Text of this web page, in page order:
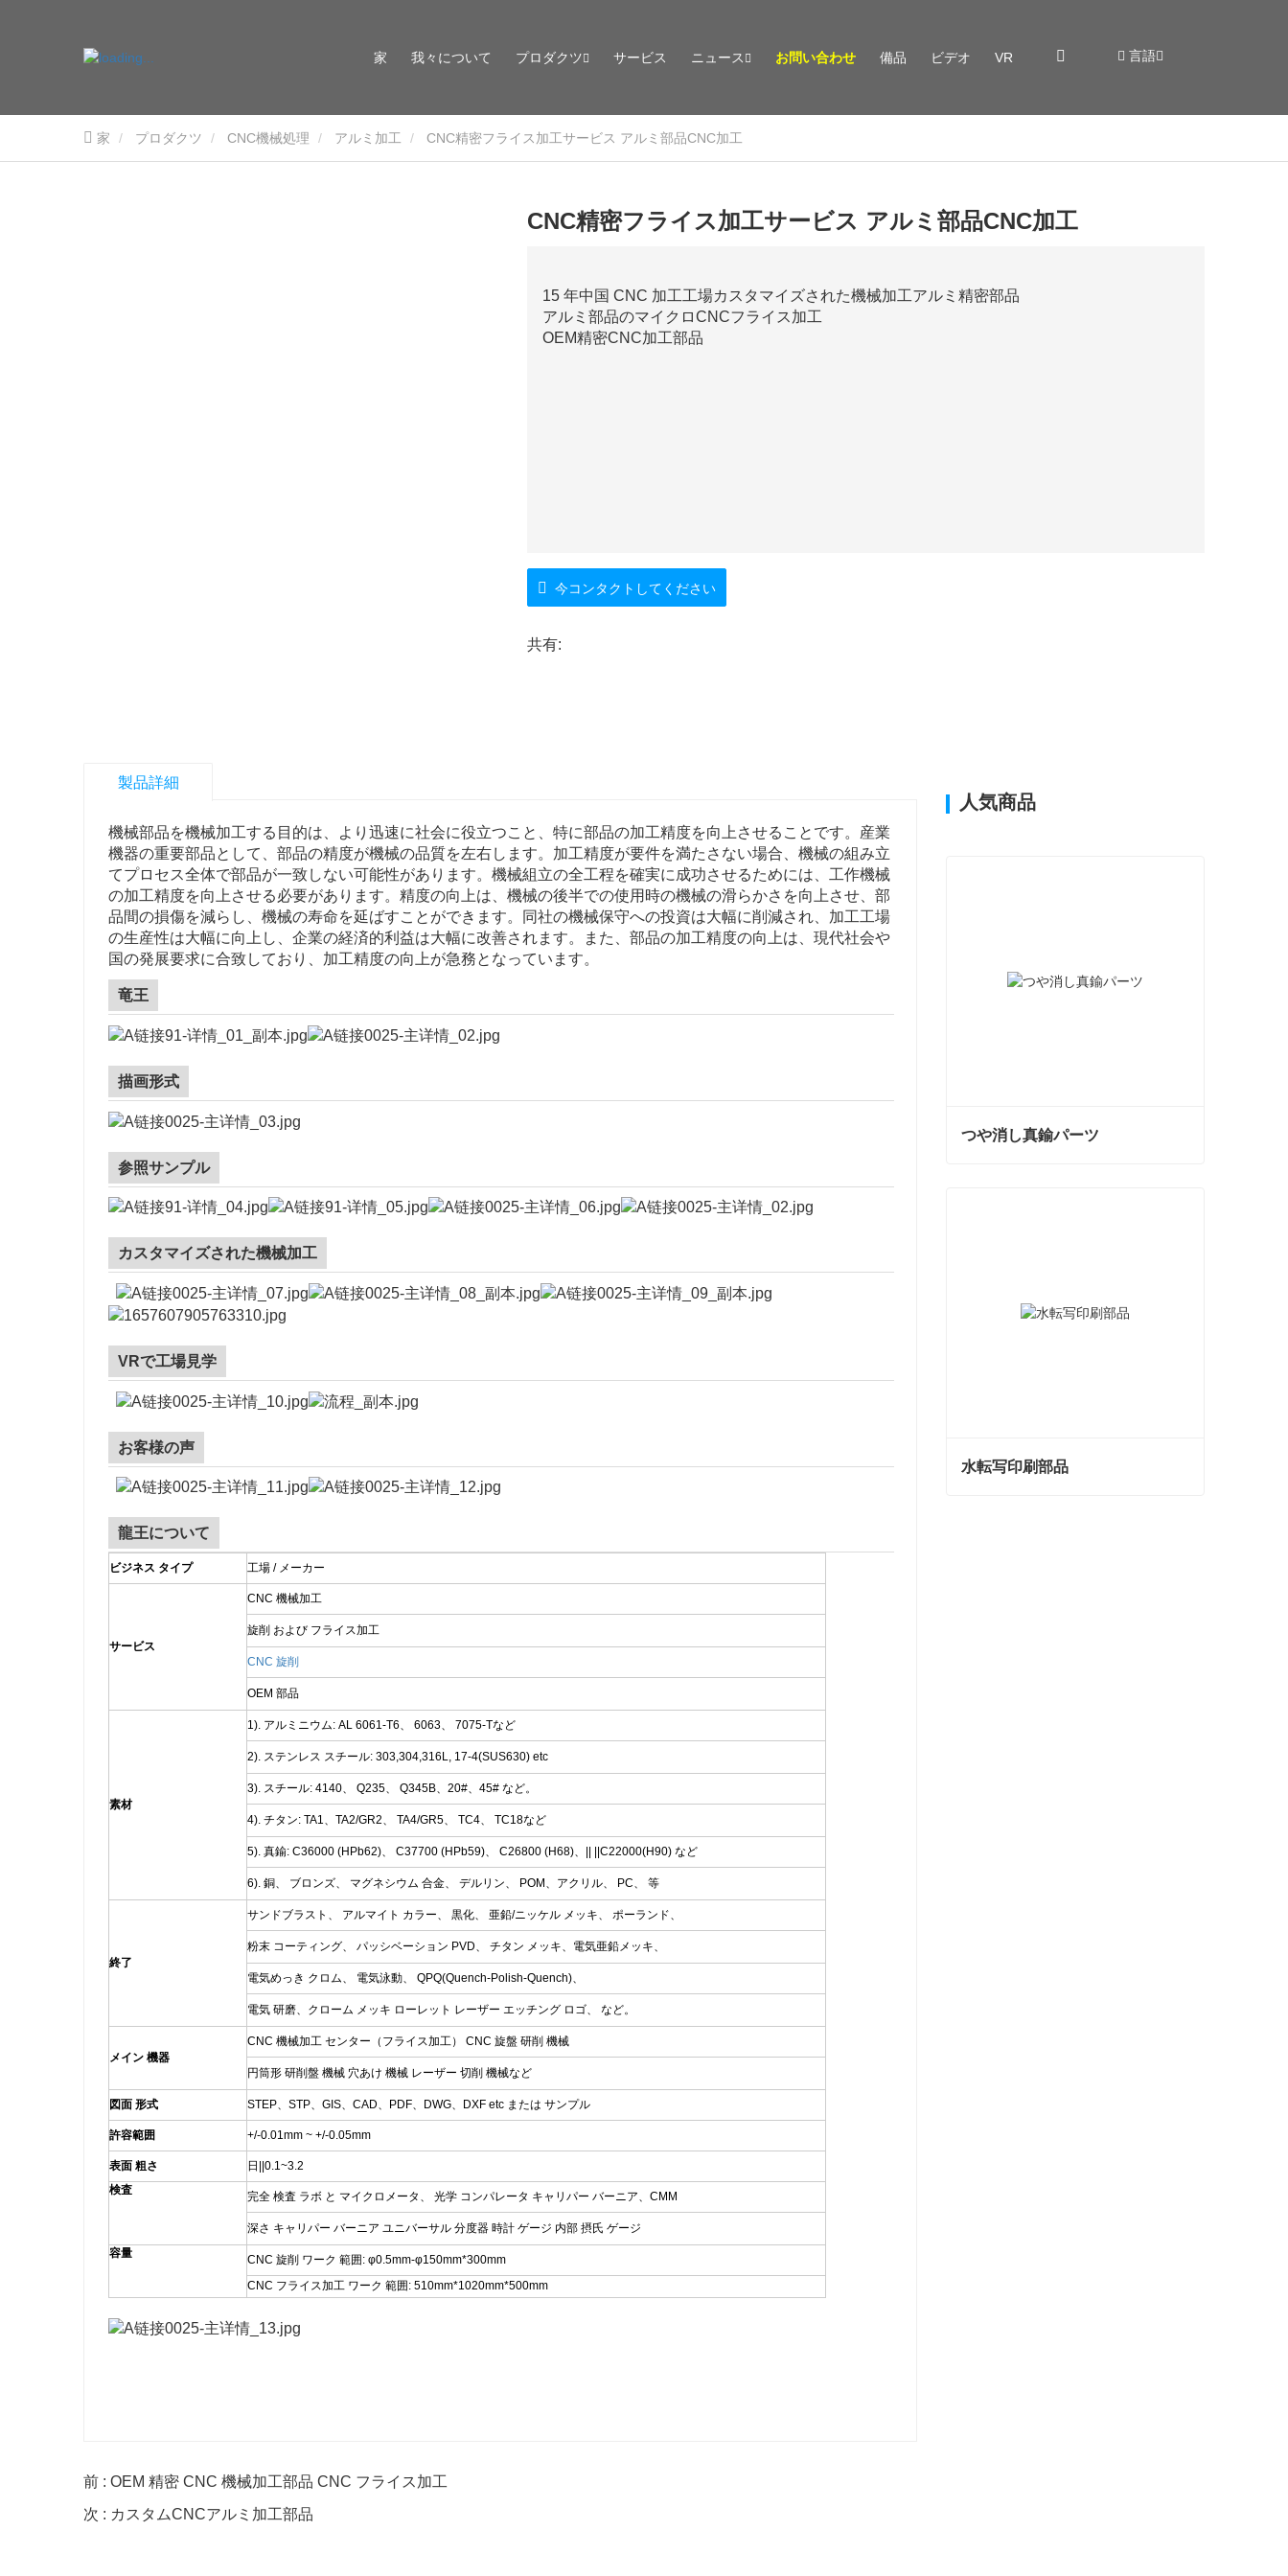
家 我々について プロダクツ サービス ニュース お問い合わせ 備品 ビデオ VR 言語
家 プロダクツ CNC機械処理 アルミ加工 CNC精密フライス加工サービス アルミ部品CNC加工
CNC精密フライス加工サービス アルミ部品CNC加工
15 年中国 CNC 加工工場カスタマイズされた機械加工アルミ精密部品
アルミ部品のマイクロCNCフライス加工
OEM精密CNC加工部品
今コンタクトしてください
共有:
製品詳細
機械部品を機械加工する目的は、より迅速に社会に役立つこと、特に部品の加工精度を向上させることです。産業
機器の重要部品として、部品の精度が機械の品質を左右します。加工精度が要件を満たさない場合、機械の組み立
てプロセス全体で部品が一致しない可能性があります。機械組立の全工程を確実に成功させるためには、工作機械
の加工精度を向上させる必要があります。精度の向上は、機械の後半での使用時の機械の滑らかさを向上させ、部
品間の損傷を減らし、機械の寿命を延ばすことができます。同社の機械保守への投資は大幅に削減され、加工工場
の生産性は大幅に向上し、企業の経済的利益は大幅に改善されます。また、部品の加工精度の向上は、現代社会や
国の発展要求に合致しており、加工精度の向上が急務となっています。
竜王
描画形式
参照サンプル
カスタマイズされた機械加工
VRで工場見学
お客様の声
龍王について
ビジネス タイプ 工場 / メーカー
サービス
CNC 機械加工
旋削 および フライス加工
CNC 旋削
OEM 部品
素材
1). アルミニウム: AL 6061-T6、 6063、 7075-Tなど
2). ステンレス スチール: 303,304,316L, 17-4(SUS630) etc
3). スチール: 4140、 Q235、 Q345B、20#、45# など。
4). チタン: TA1、TA2/GR2、 TA4/GR5、 TC4、 TC18など
5). 真鍮: C36000 (HPb62)、 C37700 (HPb59)、 C26800 (H68)、|| ||C22000(H90) など
6). 銅、 ブロンズ、 マグネシウム 合金、 デルリン、 POM、アクリル、 PC、 等
終了
サンドブラスト、 アルマイト カラー、 黒化、 亜鉛/ニッケル メッキ、 ポーランド、
粉末 コーティング、 パッシベーション PVD、 チタン メッキ、電気亜鉛メッキ、
電気めっき クロム、 電気泳動、 QPQ(Quench-Polish-Quench)、
電気 研磨、クローム メッキ ローレット レーザー エッチング ロゴ、 など。
メイン 機器
CNC 機械加工 センター（フライス加工） CNC 旋盤 研削 機械
円筒形 研削盤 機械 穴あけ 機械 レーザー 切削 機械など
図面 形式 STEP、STP、GIS、CAD、PDF、DWG、DXF etc または サンプル
許容範囲 +/-0.01mm ~ +/-0.05mm
表面 粗さ
日||0.1~3.2
検査
完全 検査 ラボ と マイクロメータ、 光学 コンパレータ キャリパー バーニア、CMM
深さ キャリパー バーニア ユニバーサル 分度器 時計 ゲージ 内部 摂氏 ゲージ
容量
CNC 旋削 ワーク 範囲: φ0.5mm-φ150mm*300mm
CNC フライス加工 ワーク 範囲: 510mm*1020mm*500mm
前 : OEM 精密 CNC 機械加工部品 CNC フライス加工
次 : カスタムCNCアルミ加工部品
人気商品
つや消し真鍮パーツ
水転写印刷部品